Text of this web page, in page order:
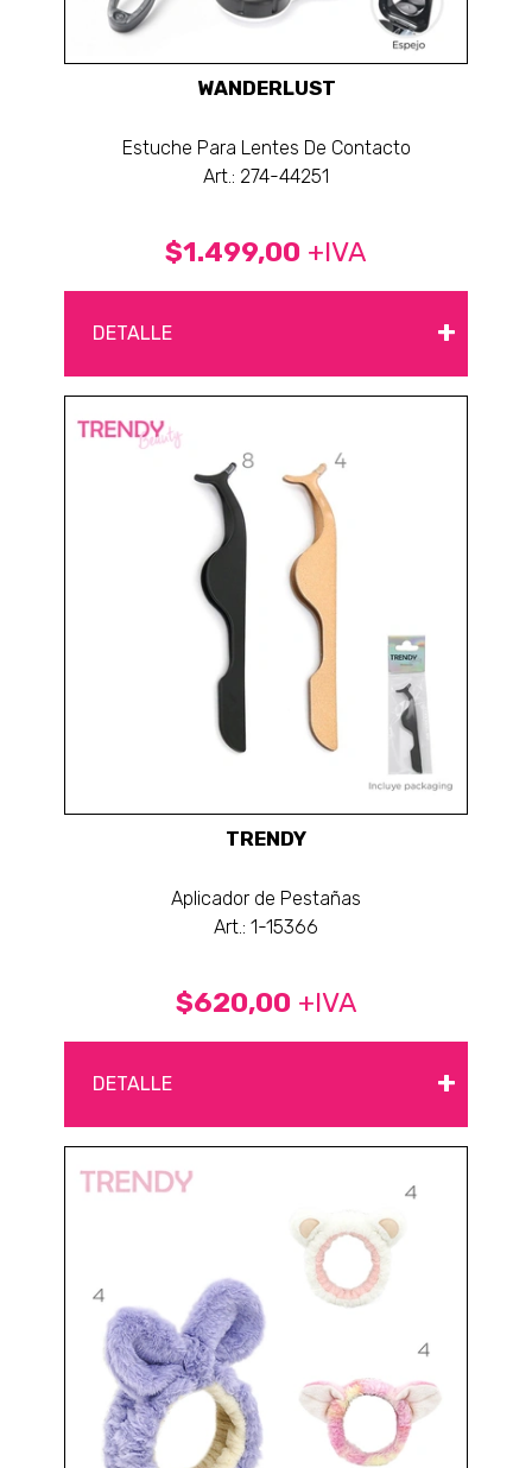
WANDERLUST
Estuche Para Lentes De Contacto
Art.: 274-44251
$1.499,00 +IVA
DETALLE +
TRENDY
Aplicador de Pestañas
Art.: 1-15366
$620,00 +IVA
DETALLE +